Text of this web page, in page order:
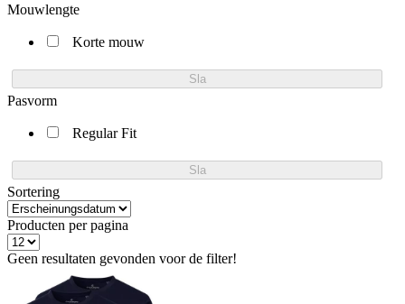
Mouwlengte
Korte mouw
Sla
Pasvorm
Regular Fit
Sla
Sortering
Producten per pagina
Geen resultaten gevonden voor de filter!